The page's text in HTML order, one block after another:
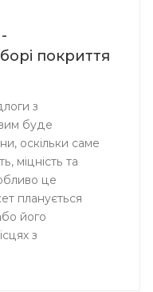
покриття
з
буде
оскільки саме
міцність та
це
планується
його
з